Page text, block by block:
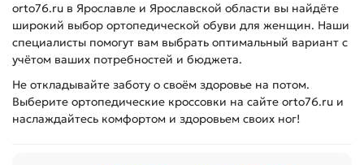
orto76.ru в Ярославле и Ярославской области вы найдёте
широкий выбор ортопедической обуви для женщин. Наши
специалисты помогут вам выбрать оптимальный вариант с
учётом ваших потребностей и бюджета.
Не откладывайте заботу о своём здоровье на потом.
Выберите ортопедические кроссовки на сайте orto76.ru и
наслаждайтесь комфортом и здоровьем своих ног!